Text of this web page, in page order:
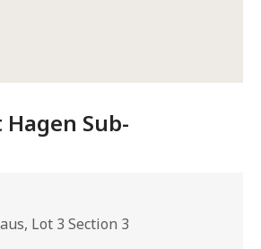
Hagen Sub-
Lot 3 Section 3